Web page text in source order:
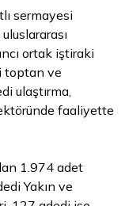
sermayesi
ortak iştiraki
toptan ve
ulaştırma,
faaliyette
1.974 adet
Yakın ve